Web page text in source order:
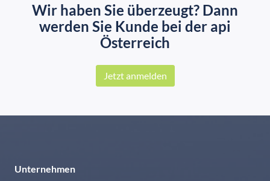
Wir haben Sie überzeugt? Dann
werden Sie Kunde bei der api
Österreich
Jetzt anmelden
Unternehmen